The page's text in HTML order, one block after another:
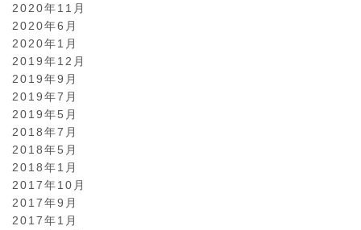
2020年11月
2020年6月
2020年1月
2019年12月
2019年9月
2019年7月
2019年5月
2018年7月
2018年5月
2018年1月
2017年10月
2017年9月
2017年1月